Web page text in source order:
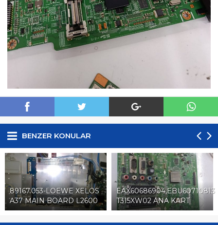
BENZER KONULAR
89167.053-LOEWE XELOS
A37 MAIN BOARD L2600
T315XW02 ANA KART